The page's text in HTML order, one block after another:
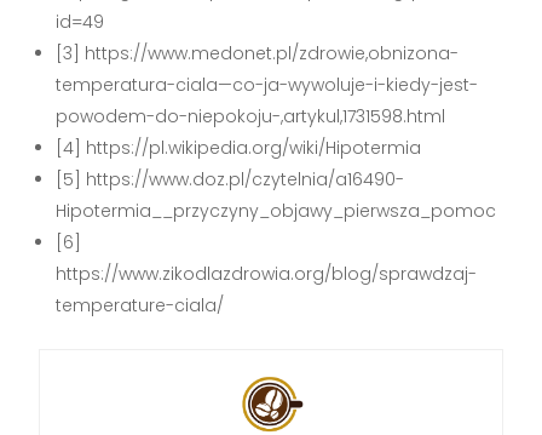
id=49
[3] https://www.medonet.pl/zdrowie,obnizona-
temperatura-ciala—co-ja-wywoluje-i-kiedy-jest-
powodem-do-niepokoju-,artykul,1731598.html
[4] https://pl.wikipedia.org/wiki/Hipotermia
[5] https://www.doz.pl/czytelnia/a16490-
Hipotermia__przyczyny_objawy_pierwsza_pomoc
[6]
https://www.zikodlazdrowia.org/blog/sprawdzaj-
temperature-ciala/